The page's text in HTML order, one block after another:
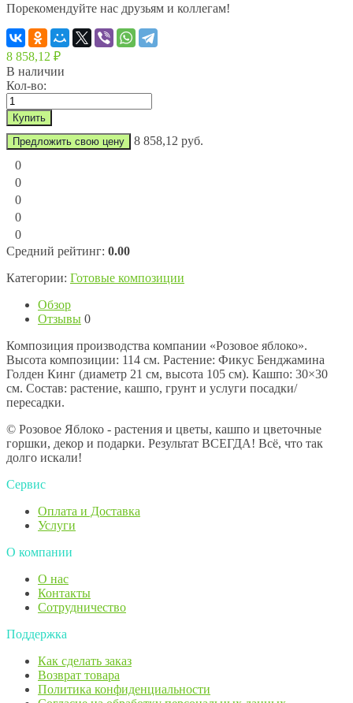
Порекомендуйте нас друзьям и коллегам!
8 858,12 ₽
В наличии
Кол-во:
Предложить свою цену
8 858,12 руб.
0
0
0
0
0
Средний рейтинг: 0.00
Категории: Готовые композиции
Обзор
Отзывы 0
Композиция производства компании «Розовое яблоко».
Высота композиции: 114 см. Растение: Фикус Бенджамина
Голден Кинг (диаметр 21 см, высота 105 см). Кашпо: 30×30
см. Состав: растение, кашпо, грунт и услуги посадки/
пересадки.
© Розовое Яблоко - растения и цветы, кашпо и цветочные
горшки, декор и подарки. Результат ВСЕГДА! Всё, что так
долго искали!
Сервис
Оплата и Доставка
Услуги
О компании
О нас
Контакты
Сотрудничество
Поддержка
Как сделать заказ
Возврат товара
Политика конфиденциальности